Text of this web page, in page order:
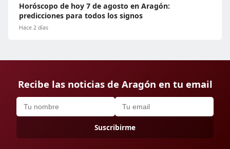
Horóscopo de hoy 7 de agosto en Aragón:
predicciones para todos los signos
Hace 2 días
Recibe las noticias de Aragón en tu email
Suscribirme